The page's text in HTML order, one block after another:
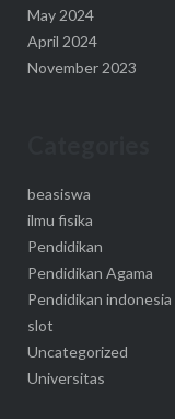
May 2024
April 2024
November 2023
beasiswa
ilmu fisika
Pendidikan
Pendidikan Agama
Pendidikan indonesia
slot
Uncategorized
Universitas